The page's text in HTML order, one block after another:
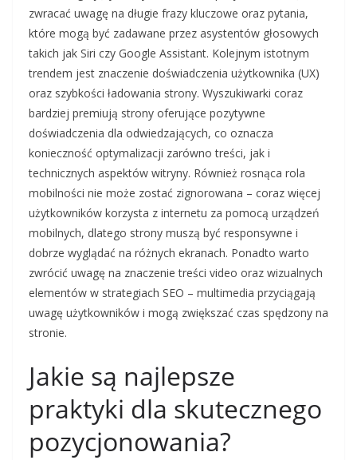
zwracać uwagę na długie frazy kluczowe oraz pytania,
które mogą być zadawane przez asystentów głosowych
takich jak Siri czy Google Assistant. Kolejnym istotnym
trendem jest znaczenie doświadczenia użytkownika (UX)
oraz szybkości ładowania strony. Wyszukiwarki coraz
bardziej premiują strony oferujące pozytywne
doświadczenia dla odwiedzających, co oznacza
konieczność optymalizacji zarówno treści, jak i
technicznych aspektów witryny. Również rosnąca rola
mobilności nie może zostać zignorowana – coraz więcej
użytkowników korzysta z internetu za pomocą urządzeń
mobilnych, dlatego strony muszą być responsywne i
dobrze wyglądać na różnych ekranach. Ponadto warto
zwrócić uwagę na znaczenie treści video oraz wizualnych
elementów w strategiach SEO – multimedia przyciągają
uwagę użytkowników i mogą zwiększać czas spędzony na
stronie.
Jakie są najlepsze
praktyki dla skutecznego
pozycjonowania?